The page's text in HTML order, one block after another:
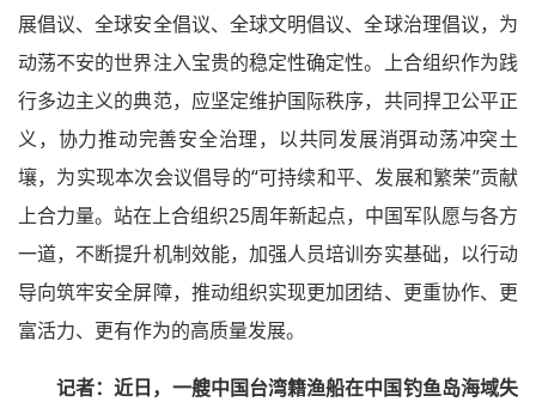
展倡议、全球安全倡议、全球文明倡议、全球治理倡议，为
动荡不安的世界注入宝贵的稳定性确定性。上合组织作为践
行多边主义的典范，应坚定维护国际秩序，共同捍卫公平正
义，协力推动完善安全治理，以共同发展消弭动荡冲突土
壤，为实现本次会议倡导的“可持续和平、发展和繁荣”贡献
上合力量。站在上合组织25周年新起点，中国军队愿与各方
一道，不断提升机制效能，加强人员培训夯实基础，以行动
导向筑牢安全屏障，推动组织实现更加团结、更重协作、更
富活力、更有作为的高质量发展。
记者：近日，一艘中国台湾籍渔船在中国钓鱼岛海域失